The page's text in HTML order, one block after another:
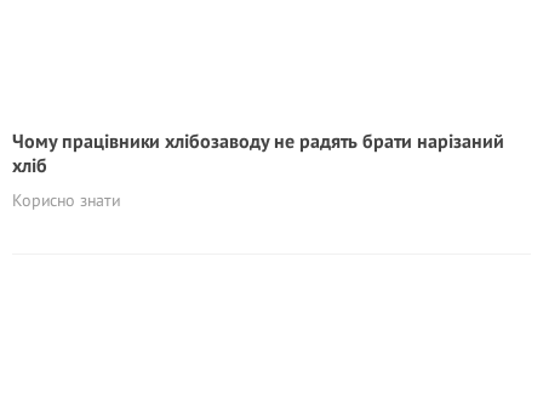
Чому працівники хлібозаводу не радять брати нарізаний
хліб
Корисно знати